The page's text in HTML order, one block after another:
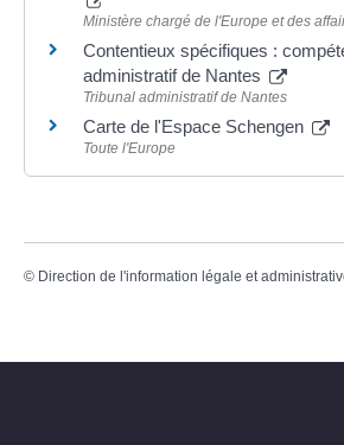
Ministère chargé de l'Europe et des
Contentieux spécifiques :
administratif de Nantes
Tribunal administratif de Nantes
Carte de l'Espace Schengen
Toute l'Europe
© Direction de l'information légale et